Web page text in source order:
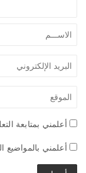
أعلمني بمتابعة
أعلمني بالمواضيع